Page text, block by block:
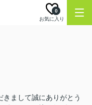
お気に入り
0
まして誠にありがとう